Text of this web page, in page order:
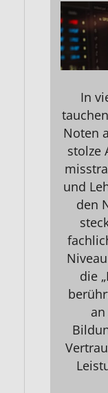
In
Noten
stolze
und
den
die